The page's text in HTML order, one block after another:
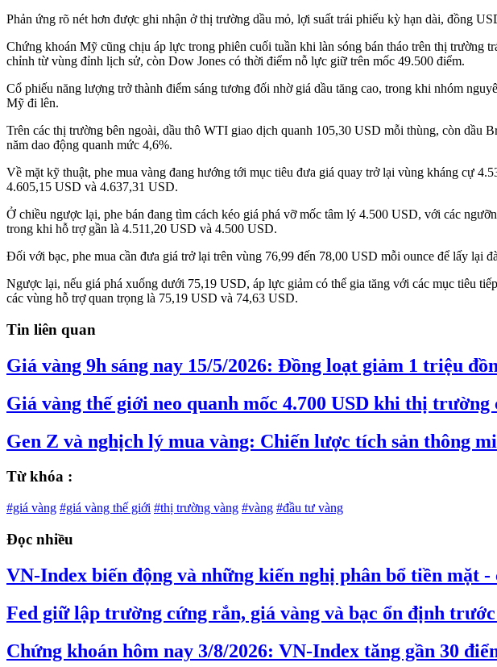
Phản ứng rõ nét hơn được ghi nhận ở thị trường dầu mỏ, lợi suất trái phiếu kỳ hạn dài, đồng
Chứng khoán Mỹ cũng chịu áp lực trong phiên cuối tuần khi làn sóng bán tháo trên thị trường
chỉnh từ vùng đỉnh lịch sử, còn Dow Jones có thời điểm nỗ lực giữ trên mốc 49.500 điểm.
Cổ phiếu năng lượng trở thành điểm sáng tương đối nhờ giá dầu tăng cao, trong khi nhóm
Mỹ đi lên.
Trên các thị trường bên ngoài, dầu thô WTI giao dịch quanh 105,30 USD mỗi thùng, còn
năm dao động quanh mức 4,6%.
Về mặt kỹ thuật, phe mua vàng đang hướng tới mục tiêu đưa giá quay trở lại vùng kháng cự
4.605,15 USD và 4.637,31 USD.
Ở chiều ngược lại, phe bán đang tìm cách kéo giá phá vỡ mốc tâm lý 4.500 USD, với các
trong khi hỗ trợ gần là 4.511,20 USD và 4.500 USD.
Đối với bạc, phe mua cần đưa giá trở lại trên vùng 76,99 đến 78,00 USD mỗi ounce để lấy lại
Ngược lại, nếu giá phá xuống dưới 75,19 USD, áp lực giảm có thể gia tăng với các mục tiêu
các vùng hỗ trợ quan trọng là 75,19 USD và 74,63 USD.
Tin liên quan
Giá vàng 9h sáng nay 15/5/2026: Đồng loạt giảm 1 triệu
Giá vàng thế giới neo quanh mốc 4.700 USD khi thị
Gen Z và nghịch lý mua vàng: Chiến lược tích sản thông
Từ khóa :
#giá vàng #giá vàng thế giới #thị trường vàng #vàng #đầu tư vàng
Đọc nhiều
VN-Index biến động và những kiến nghị phân bổ tiền mặt -
Fed giữ lập trường cứng rắn, giá vàng và bạc ổn định
Chứng khoán hôm nay 3/8/2026: VN-Index tăng gần 30